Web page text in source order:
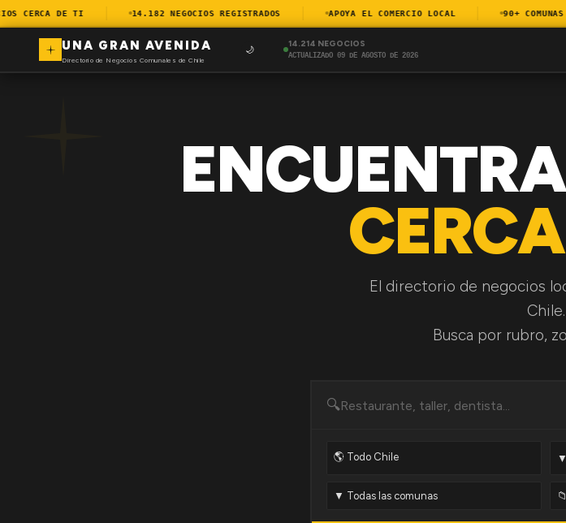
CERCA DE TI 14.182 NEGOCIOS REGISTRADOS APOYA EL COMERCIO LOCAL 90+ COMUNAS
UNA GRAN AVENIDA
Directorio de Negocios Comunales de Chile
🌙
14.214 NEGOCIOS
ACTUALIZADO 09 DE AGOSTO DE 2026
El directorio de negocios
Chile.
Busca por rubro,
🔍